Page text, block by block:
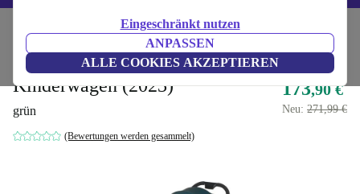
Eingeschränkt nutzen
ANPASSEN
ALLE COOKIES AKZEPTIEREN
Kinderwagen & Buggys Buggys
Foppapedretti Ciao
Kinderwagen (2023)
grün
(Bewertungen werden gesammelt)
173,90 €
Neu: 271,99 €